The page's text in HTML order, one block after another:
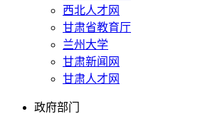
西北人才网
甘肃省教育厅
兰州大学
甘肃新闻网
甘肃人才网
政府部门